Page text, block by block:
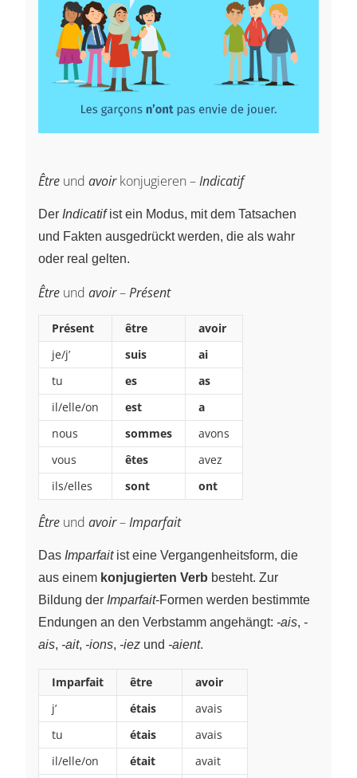
Être und avoirkonjugieren –Indicatif
Der Indicatifist ein Modus, mit dem Tatsachen
und Fakten ausgedrückt werden, die als wahr
oder real gelten.
Être und avoir–Présent
Présent être
avoir
je/j’
suis
ai
tu
es
as
il/elle/on
est
a
nous
sommes
avons
vous
êtes
avez
ils/elles
sont ont
Être und avoir–Imparfait
Das Imparfaitist eine Vergangenheitsform, die
aus einem konjugierten Verb besteht. Zur
Bildung der Imparfait-Formen werden bestimmte
Endungen an den Verbstamm angehängt: -ais, -
ais, -ait, -ions, -iez und -aient.
Imparfait être
avoir
j’
étais
avais
tu
étais
avais
il/elle/on
était avait